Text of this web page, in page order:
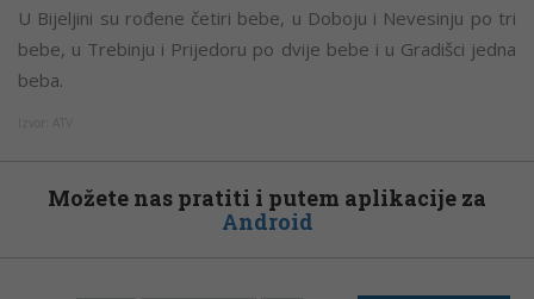
U Bijeljini su rođene četiri bebe, u Doboju i Nevesinju po tri
bebe, u Trebinju i Prijedoru po dvije bebe i u Gradišci jedna
beba.
Možete nas pratiti i putem aplikacije za
Android